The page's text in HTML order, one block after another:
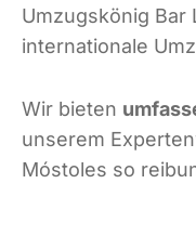
Umzugskönig Bar
internationale
Wir bieten
unserem
Móstoles so